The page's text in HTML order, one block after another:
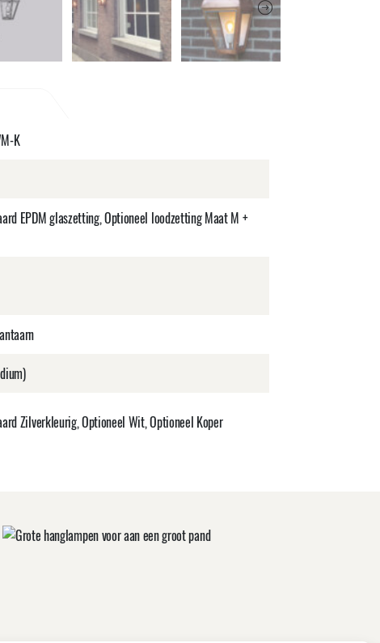
K
EPDM glaszetting, Optioneel loodzetting Maat M +
Zilverkleurig, Optioneel Wit, Optioneel Koper